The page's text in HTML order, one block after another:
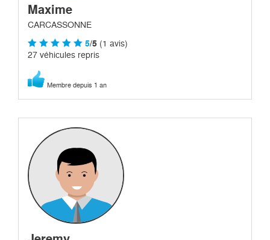
Maxime
CARCASSONNE
5/5 (1 avis)
27 véhicules repris
Membre depuis 1 an